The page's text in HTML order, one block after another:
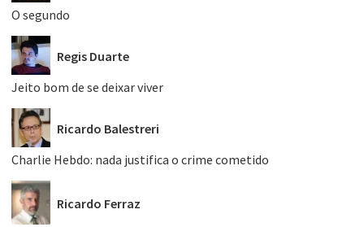
O segundo
Regis Duarte
Jeito bom de se deixar viver
Ricardo Balestreri
Charlie Hebdo: nada justifica o crime cometido
Ricardo Ferraz